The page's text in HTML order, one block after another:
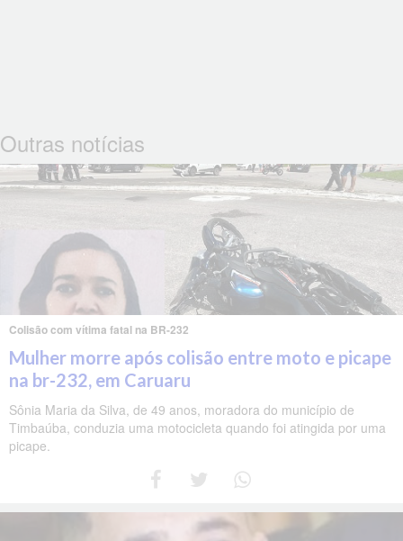
Outras notícias
Colisão com vítima fatal na BR-232
Mulher morre após colisão entre moto e picape
na br-232, em Caruaru
Sônia Maria da Silva, de 49 anos, moradora do município de
Timbaúba, conduzia uma motocicleta quando foi atingida por uma
picape.